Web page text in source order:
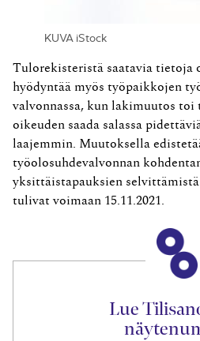
KUVA iStock
Tulorekisteristä saatavia tietoja
hyödyntää myös työpaikkojen
valvonnassa, kun lakimuutos
oikeuden saada salassa
laajemmin. ­Muutoksella
työolosuhdevalvonnan
yksittäistapauksien selvittämistä
tulivat voimaan 15.11.2021.
Lue